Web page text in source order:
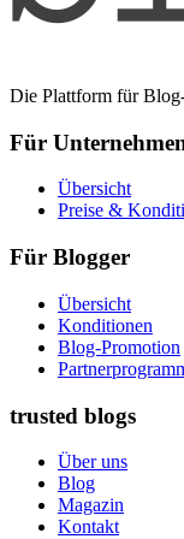
Die Plattform für
Für
Übersicht
Preise &
Für Blogger
Übersicht
Konditionen
Blog-Promotion
trusted blogs
Über uns
Blog
Magazin
Kontakt